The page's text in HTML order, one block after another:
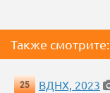
Также смотрите:
25 ВДНХ, 2023